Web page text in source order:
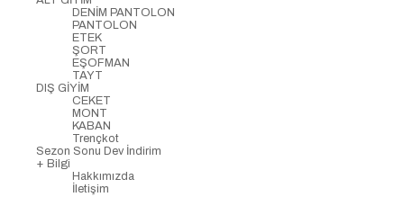
DENİM PANTOLON
PANTOLON
ETEK
ŞORT
EŞOFMAN
TAYT
DIŞ GİYİM
CEKET
MONT
KABAN
Trençkot
Sezon Sonu Dev İndirim
+ Bilgi
Hakkımızda
İletişim